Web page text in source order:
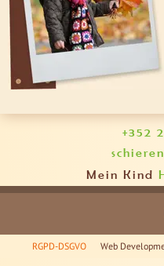
+352
Mein Kind
RGPD-DSGVO Web